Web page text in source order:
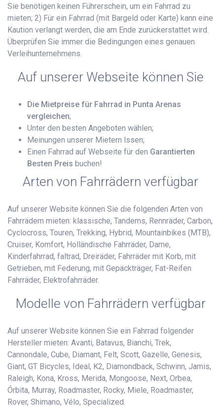
Sie benötigen keinen Führerschein, um ein Fahrrad zu
mieten; 2) Für ein Fahrrad (mit Bargeld oder Karte) kann eine
Kaution verlangt werden, die am Ende zurückerstattet wird.
Überprüfen Sie immer die Bedingungen eines genauen
Verleihunternehmens.
Auf unserer Webseite können Sie
Die Mietpreise für Fahrrad in Punta Arenas
vergleichen;
Unter den besten Angeboten wählen;
Meinungen unserer Mietern lssen;
Einen Fahrrad auf Webseite für den Garantierten
Besten Preis buchen!
Arten von Fahrrädern verfügbar
Auf unserer Website können Sie die folgenden Arten von
Fahrrädern mieten: klassische, Tandems, Rennräder, Carbon,
Cyclocross, Touren, Trekking, Hybrid, Mountainbikes (MTB),
Cruiser, Komfort, Holländische Fahrräder, Dame,
Kinderfahrrad, faltrad, Dreiräder, Fahrräder mit Korb, mit
Getrieben, mit Federung, mit Gepäckträger, Fat-Reifen
Fahrräder, Elektrofahrräder.
Modelle von Fahrrädern verfügbar
Auf unserer Website können Sie ein Fahrrad folgender
Hersteller mieten: Avanti, Batavus, Bianchi, Trek,
Cannondale, Cube, Diamant, Felt, Scott, Gazelle, Genesis,
Giant, GT Bicycles, Ideal, K2, Diamondback, Schwinn, Jamis,
Raleigh, Kona, Kross, Merida, Mongoose, Next, Orbea,
Órbita, Murray, Roadmaster, Rocky, Miele, Roadmaster,
Rover, Shimano, Vélo, Specialized.